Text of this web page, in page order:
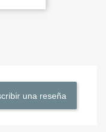
una reseña